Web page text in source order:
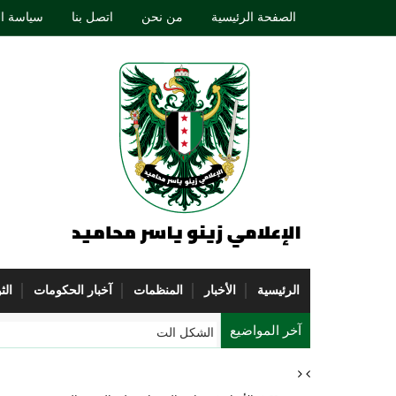
الصفحة الرئيسية من نحن اتصل بنا سياسة
الرئيسية الأخبار المنظمات آخبار الحكومات
آخر المواضيع الشكل التقريبي الحقيقي لكوكب الأرض